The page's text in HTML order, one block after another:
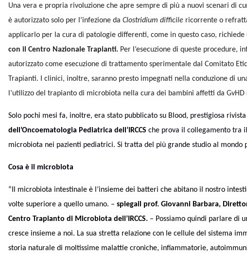
Una vera e propria rivoluzione che apre sempre di più a nuovi scenari di
è autorizzato solo per l’infezione da Clostridium difficile ricorrente o
applicarlo per la cura di patologie differenti, come in questo caso, richiede
con il Centro Nazionale Trapianti. Per l’esecuzione di queste procedure,
autorizzato come esecuzione di trattamento sperimentale dal Comitato
Trapianti. I clinici, inoltre, saranno presto impegnati nella conduzione di
l’utilizzo del trapianto di microbiota nella cura dei bambini affetti da
Solo pochi mesi fa, inoltre, era stato pubblicato su Blood, prestigiosa
dell’Oncoematologia Pediatrica dell’IRCCS che prova il collegamento tra
microbiota nei pazienti pediatrici. Si tratta del più grande studio al mondo
Cosa è il microbiota
“Il microbiota intestinale è l’insieme dei batteri che abitano il nostro
volte superiore a quello umano. – spiegail prof. Giovanni Barbara,
Centro Trapianto di Microbiota dell’IRCCS. – Possiamo quindi parlare di
cresce insieme a noi. La sua stretta relazione con le cellule del sistema
storia naturale di moltissime malattie croniche, infiammatorie,